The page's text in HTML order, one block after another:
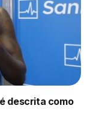
descrita como